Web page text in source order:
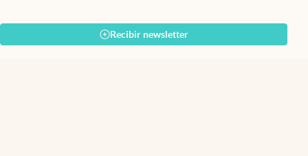
Recibir newsletter